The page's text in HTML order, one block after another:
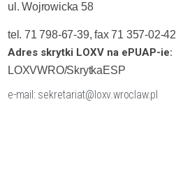
ul. Wojrowicka 58
tel. 71 798-67-39, fax 71 357-02-42
Adres skrytki LOXV na ePUAP-ie:
LOXVWRO/SkrytkaESP
e-mail: sekretariat@loxv.wroclaw.pl